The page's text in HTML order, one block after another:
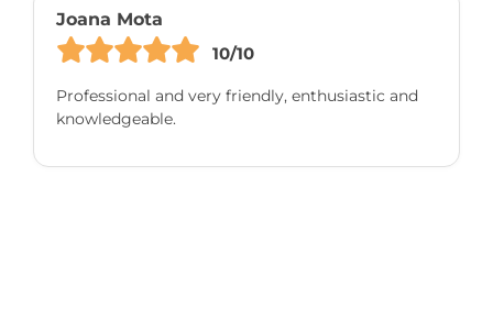
Joana Mota
10/10
Professional and very friendly, enthusiastic and
knowledgeable.